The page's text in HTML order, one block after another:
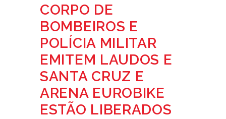
CORPO DE
BOMBEIROS E
POLÍCIA MILITAR
EMITEM LAUDOS E
SANTA CRUZ E
ARENA EUROBIKE
ESTÃO LIBERADOS